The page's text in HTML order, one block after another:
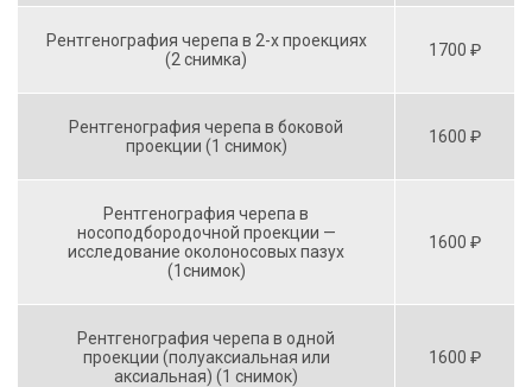
Рентгенография черепа в 2-х проекциях
(2 снимка)
1700 ₽
Рентгенография черепа в боковой
проекции (1 снимок)
1600 ₽
Рентгенография черепа в
носоподбородочной проекции —
исследование околоносовых пазух
(1снимок)
1600 ₽
Рентгенография черепа в одной
проекции (полуаксиальная или
аксиальная) (1 снимок)
1600 ₽